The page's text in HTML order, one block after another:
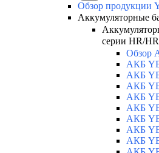
Обзор продукции
Аккумуляторные
серии HR/
Обзор
АКБ
АКБ
АКБ
АКБ
АКБ
АКБ
АКБ
АКБ